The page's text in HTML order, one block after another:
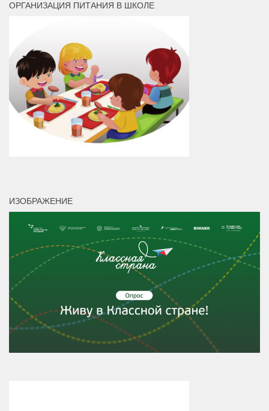
ОРГАНИЗАЦИЯ ПИТАНИЯ В ШКОЛЕ
ИЗОБРАЖЕНИЕ